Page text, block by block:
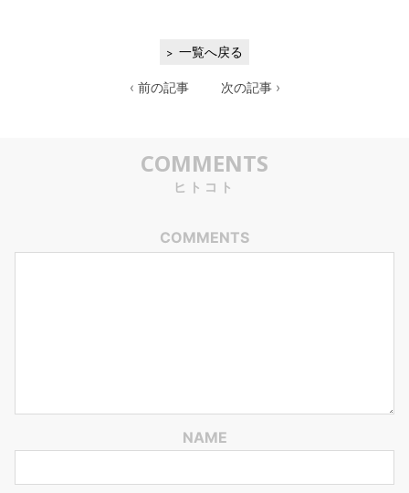
一覧へ戻る
‹ 前の記事 次の記事 ›
COMMENTS
ヒトコト
COMMENTS
NAME